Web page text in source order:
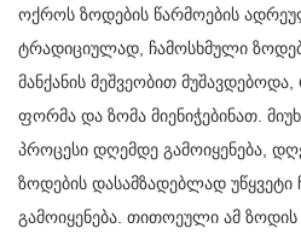
ოქროს ზოდების წარმოების
ტრადიციულად, ჩამოსხმული
მანქანის მეშვეობით
ფორმა და ზომა მიენიჭებინათ.
პროცესი დღემდე გამოიყენება,
ზოდების დასამზადებლად უწყვეტი
გამოიყენება. თითოეული ამ